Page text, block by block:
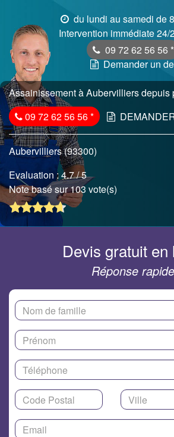
du lundi au samedi de
Intervention immédiate 24/
09 72 62 56 56 *
Demander un
Assainissement à Aubervilliers depuis
09 72 62 56 56*
Aubervilliers (93300)
Evaluation :4.7/ 5
Note basé sur 103 vote(s)
Devis gratuit en
Réponse rapide